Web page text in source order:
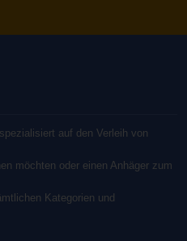
auf den Verleih von
möchten oder einen Anhäger zum
Kategorien und